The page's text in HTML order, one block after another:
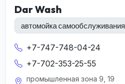
Dar Wash
автомойка самообслуживания
+7-747-748-04-24
+7-702-353-25-55
промышленная зона 9, 19